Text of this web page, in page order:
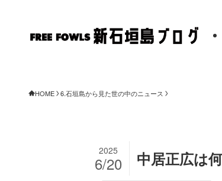
HOME 6.石垣島から見た世の中のニュース
中居正広は
2025
6/20